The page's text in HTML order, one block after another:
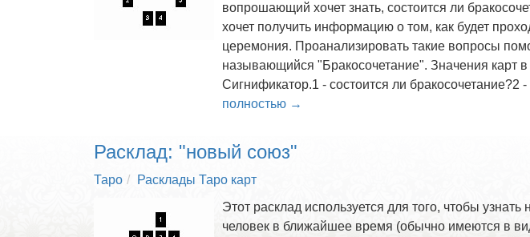
вопрошающий хочет знать, состоится ли
хочет получить информацию о том, как будет
церемония. Проанализировать такие вопросы
называющийся "Бракосочетание". Значения карт в
Сигнификатор.1 - состоится ли бракосочетание?2
полностью →
Расклад: "новый союз"
Таро
Расклады Таро карт
Этот расклад используется для того, чтобы узнать
человек в ближайшее время (обычно имеются в